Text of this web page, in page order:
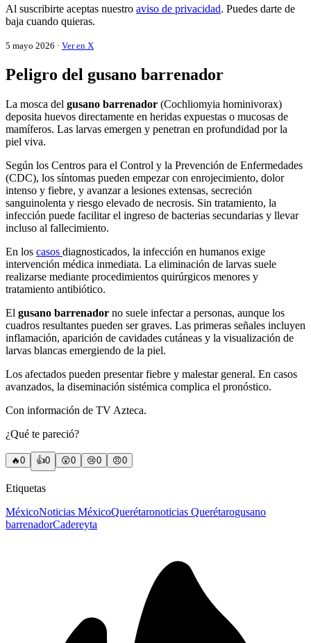
Al suscribirte aceptas nuestro aviso de privacidad. Puedes darte de
baja cuando quieras.
5 mayo 2026 · Ver en X
Peligro del gusano barrenador
La mosca del gusano barrenador (Cochliomyia hominivorax)
deposita huevos directamente en heridas expuestas o mucosas de
mamíferos. Las larvas emergen y penetran en profundidad por la
piel viva.
Según los Centros para el Control y la Prevención de Enfermedades
(CDC), los síntomas pueden empezar con enrojecimiento, dolor
intenso y fiebre, y avanzar a lesiones extensas, secreción
sanguinolenta y riesgo elevado de necrosis. Sin tratamiento, la
infección puede facilitar el ingreso de bacterias secundarias y llevar
incluso al fallecimiento.
En los casos diagnosticados, la infección en humanos exige
intervención médica inmediata. La eliminación de larvas suele
realizarse mediante procedimientos quirúrgicos menores y
tratamiento antibiótico.
El gusano barrenador no suele infectar a personas, aunque los
cuadros resultantes pueden ser graves. Las primeras señales incluyen
inflamación, aparición de cavidades cutáneas y la visualización de
larvas blancas emergiendo de la piel.
Los afectados pueden presentar fiebre y malestar general. En casos
avanzados, la diseminación sistémica complica el pronóstico.
Con información de TV Azteca.
¿Qué te pareció?
🔥0 👍0 😲0 😢0 😠0
Etiquetas
MéxicoNoticias MéxicoQuerétaronoticias Querétarogusano
barrenadorCadereyta